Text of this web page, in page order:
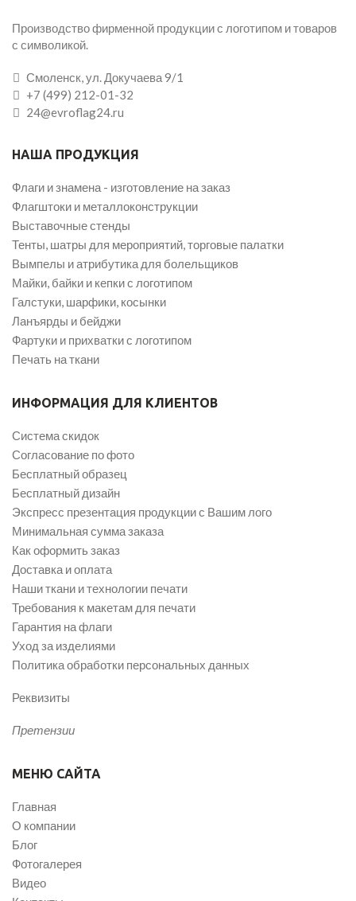
Производство фирменной продукции с логотипом и товаров
с символикой.
Смоленск, ул. Докучаева 9/1
+7 (499) 212-01-32
24@evroflag24.ru
НАША ПРОДУКЦИЯ
Флаги и знамена - изготовление на заказ
Флагштоки и металлоконструкции
Выставочные стенды
Тенты, шатры для мероприятий, торговые палатки
Вымпелы и атрибутика для болельщиков
Майки, байки и кепки с логотипом
Галстуки, шарфики, косынки
Ланъярды и бейджи
Фартуки и прихватки с логотипом
Печать на ткани
ИНФОРМАЦИЯ ДЛЯ КЛИЕНТОВ
Система скидок
Согласование по фото
Бесплатный образец
Бесплатный дизайн
Экспресс презентация продукции с Вашим лого
Минимальная сумма заказа
Как оформить заказ
Доставка и оплата
Наши ткани и технологии печати
Требования к макетам для печати
Гарантия на флаги
Уход за изделиями
Политика обработки персональных данных
Реквизиты
Претензии
МЕНЮ САЙТА
Главная
О компании
Блог
Фотогалерея
Видео